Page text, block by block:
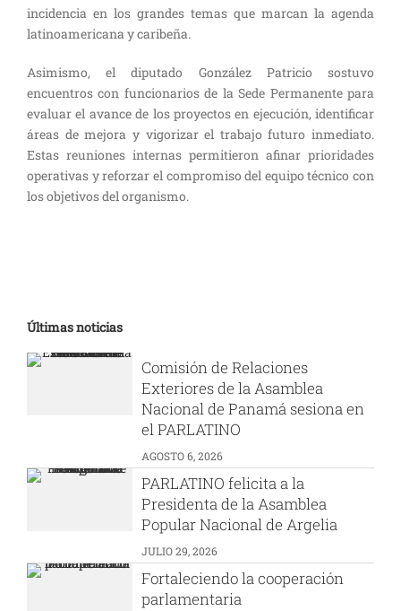
incidencia en los grandes temas que marcan la agenda
latinoamericana y caribeña.
Asimismo, el diputado González Patricio sostuvo
encuentros con funcionarios de la Sede Permanente para
evaluar el avance de los proyectos en ejecución, identificar
áreas de mejora y vigorizar el trabajo futuro inmediato.
Estas reuniones internas permitieron afinar prioridades
operativas y reforzar el compromiso del equipo técnico con
los objetivos del organismo.
Últimas noticias
Comisión de Relaciones
Exteriores de la Asamblea
Nacional de Panamá sesiona en
el PARLATINO
AGOSTO 6, 2026
PARLATINO felicita a la
Presidenta de la Asamblea
Popular Nacional de Argelia
JULIO 29, 2026
Fortaleciendo la cooperación
parlamentaria